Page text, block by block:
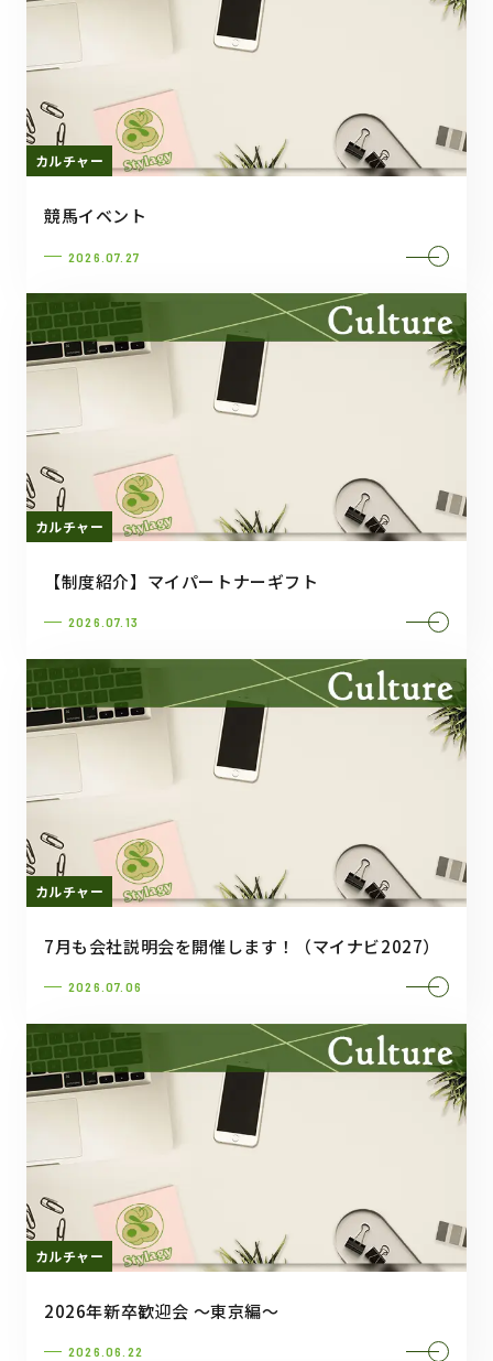
カルチャー
競馬イベント
2026.07.27
カルチャー
【制度紹介】マイパートナーギフト
2026.07.13
カルチャー
7月も会社説明会を開催します！（マイナビ2027）
2026.07.06
カルチャー
2026年新卒歓迎会 ～東京編～
2026.06.22